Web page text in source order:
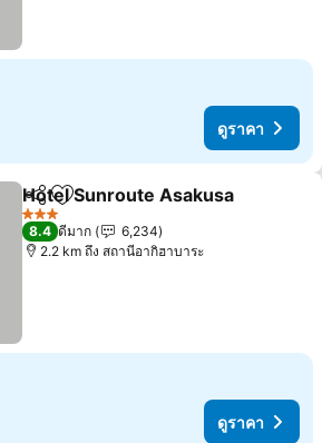
ดูราคา
แชร์ เพิ่มในรายการโปรด
Hotel Sunroute Asakusa
3 ดาว
8.4 ดีมาก
6,234
2.2 km ถึง สถานีอากิฮาบาระ
ดูราคา